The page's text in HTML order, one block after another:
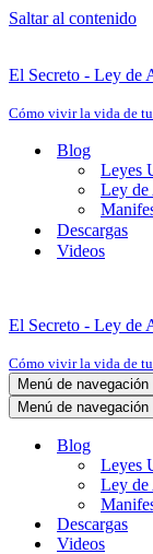
Saltar al contenido
El Secreto - Ley de
Cómo vivir la vida de
Blog
Leyes
Ley de
Descargas
Videos
El Secreto - Ley de
Cómo vivir la vida de
Menú de navegación
Menú de navegación
Blog
Leyes
Ley de
Descargas
Videos